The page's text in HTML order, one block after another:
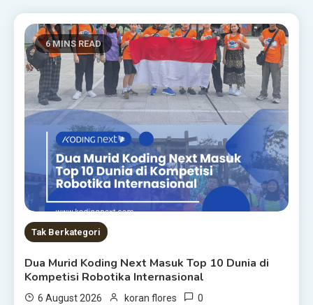
6 MINS READ
Tak Berkategori
Dua Murid Koding Next Masuk Top 10 Dunia di
Kompetisi Robotika Internasional
6 August 2026 koran flores 0